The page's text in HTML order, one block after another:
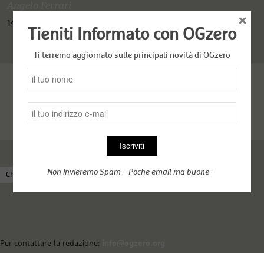
14 Marzo 2021
Chi siamo Come funziona OGzero Complici nel web
Per contattare la redazione:
Tieniti Informato con OGzero
Ti terremo aggiornato sulle principali novità di OGzero
Non invieremo Spam – Poche email ma buone –
×